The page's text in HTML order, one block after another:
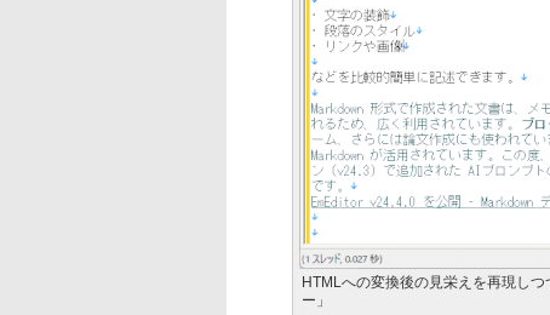
HTMLへの変換後の見栄えを再現し
ー」